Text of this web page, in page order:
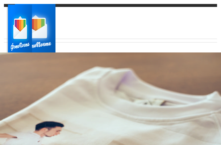
Ваш регион доставки
Выберите из списка: